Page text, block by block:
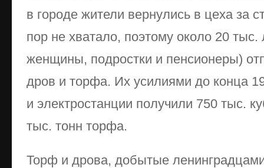
в городе жители вернулись в цеха за
пор не хватало, поэтому около 20
женщины, подростки и пенсионеры)
дров и торфа. Их усилиями до конца
и электростанции получили 750 тыс.
тыс. тонн торфа.
Торф и дрова, добытые